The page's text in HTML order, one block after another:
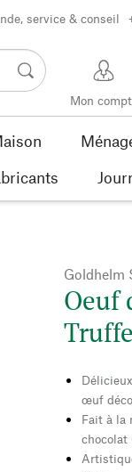
service & conseil
Mon
Goldhelm
Oeuf
œuf
Fait à la
chocolat